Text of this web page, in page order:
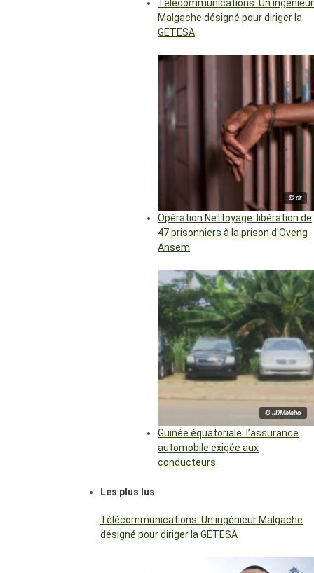
Télécommunications: Un ingénieur
Malgache désigné pour diriger la
GETESA
© dr
Opération Nettoyage: libération de
47 prisonniers à la prison d’Oveng
Ansem
© JDMalabo
Guinée équatoriale: l’assurance
automobile exigée aux
conducteurs
Les plus lus
Télécommunications: Un ingénieur Malgache
désigné pour diriger la GETESA